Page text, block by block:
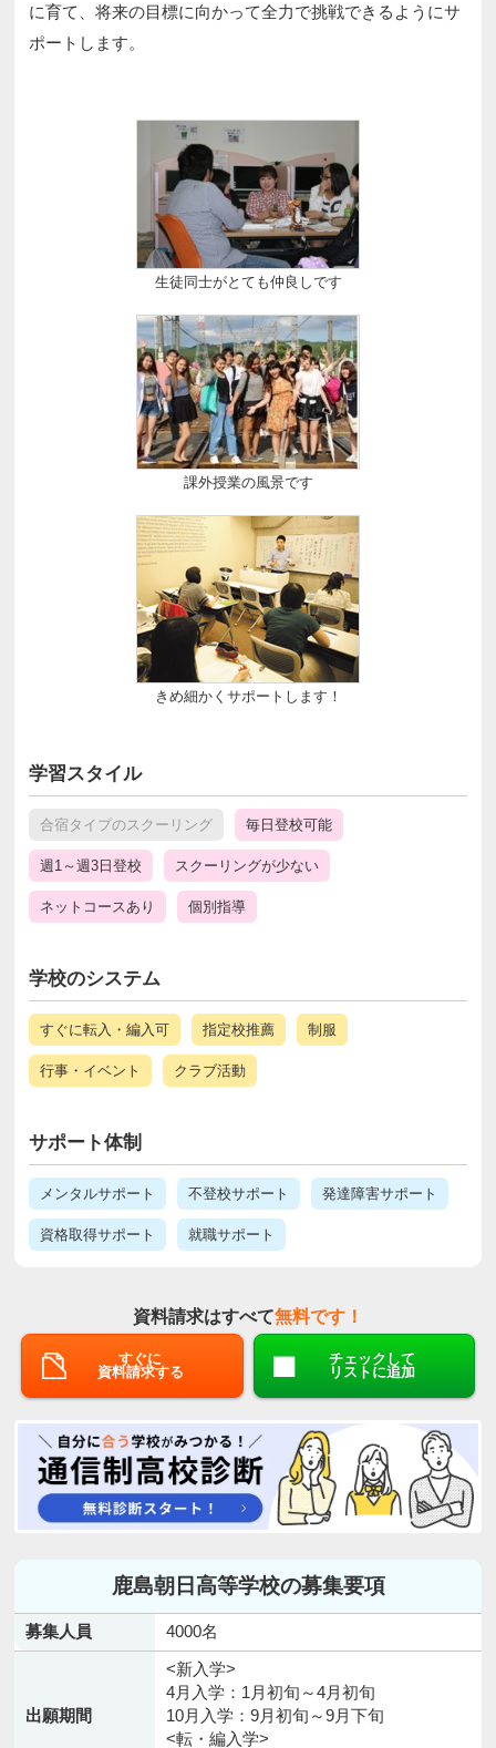
に育て、将来の目標に向かって全力で挑戦できるようにサ
ポートします。
生徒同士がとても仲良しです
課外授業の風景です
きめ細かくサポートします！
学習スタイル
合宿タイプのスクーリング 毎日登校可能
週1～週3日登校 スクーリングが少ない
ネットコースあり 個別指導
学校のシステム
すぐに転入・編入可 指定校推薦 制服
行事・イベント クラブ活動
サポート体制
メンタルサポート 不登校サポート 発達障害サポート
資格取得サポート 就職サポート
資料請求はすべて無料です！
すぐに
資料請求する
チェックして
リストに追加
鹿島朝日高等学校の募集要項
募集人員 4000名
出願期間
<新入学>
4月入学：1月初旬～4月初旬
10月入学：9月初旬～9月下旬
<転・編入学>